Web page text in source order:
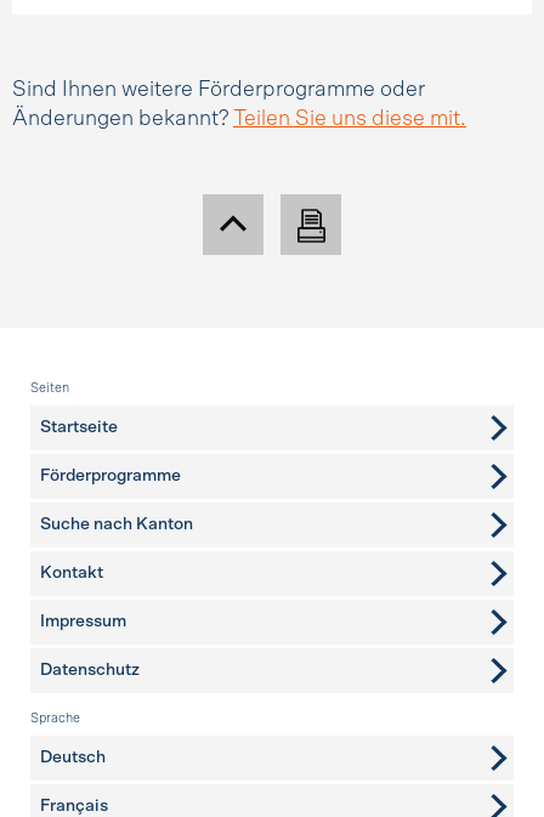
Sind Ihnen weitere Förderprogramme oder
Änderungen bekannt?
Teilen Sie uns diese mit.
Fusszeile
Seiten
Startseite
Förderprogramme
Suche nach Kanton
weitere Seiten
Kontakt
Impressum
Datenschutz
Sprache
Deutsch
Français